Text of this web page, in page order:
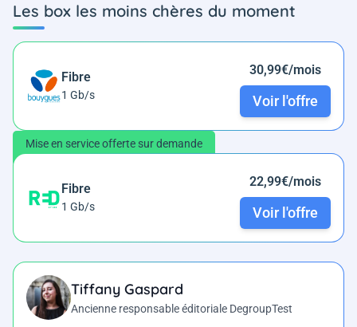
Les box les moins chères du moment
Fibre
1 Gb/s
30,99€/mois
Voir l'offre
Mise en service offerte sur demande
Fibre
1 Gb/s
22,99€/mois
Voir l'offre
Tiffany Gaspard
Ancienne responsable éditoriale DegroupTest